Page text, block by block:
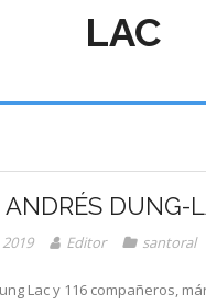
LAC
ANDRÉS DUNG-
Editor santoral
Lac y 116 compañeros,